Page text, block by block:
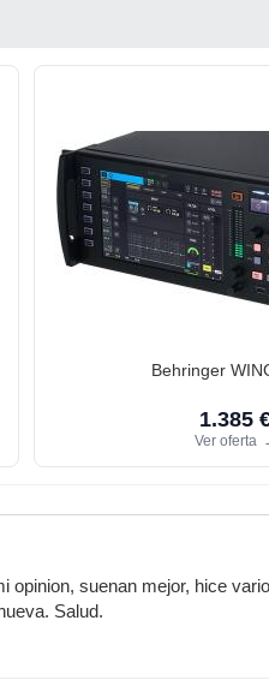
Behringer
1.385
Ver oferta
opinion, suenan mejor, hice
Salud.